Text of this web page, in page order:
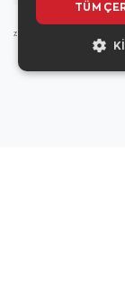
Zen
TÜM